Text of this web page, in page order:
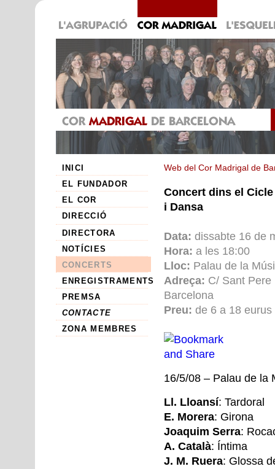
INICI
EL FUNDADOR
EL COR
DIRECCIÓ
DIRECTORA
NOTÍCIES
CONCERTS
ENREGISTRAMENTS
PREMSA
CONTACTE
ZONA MEMBRES
Web del Cor Madrigal de
Concert dins el
i Dansa
Data: dissabte 16 de
Hora: a les 18:00
Lloc: Palau de la
Adreça: C/ Sant Pere
Barcelona
Preu: de 6 a 18 eurus
16/5/08 – Palau de la
Ll. Lloansí: Tardoral
E. Morera: Girona
Joaquim Serra:
A. Català: Íntima
J. M. Ruera: Glossa